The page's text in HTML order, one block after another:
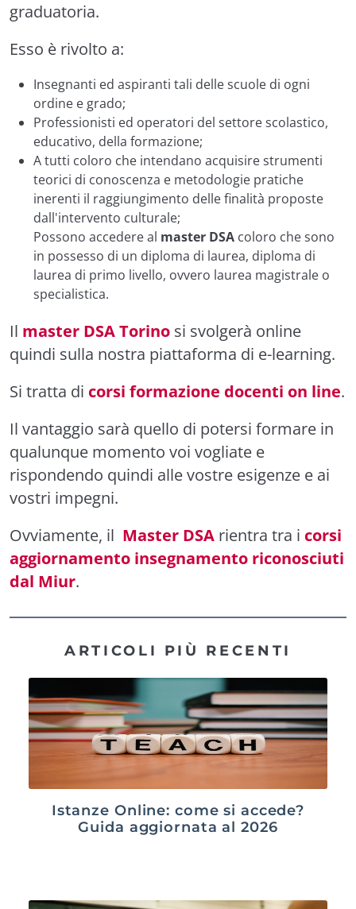
graduatoria.
Esso è rivolto a:
Insegnanti ed aspiranti tali delle scuole di ogni
ordine e grado;
Professionisti ed operatori del settore scolastico,
educativo, della formazione;
A tutti coloro che intendano acquisire strumenti
teorici di conoscenza e metodologie pratiche
inerenti il raggiungimento delle finalità proposte
dall'intervento culturale;
Possono accedere al master DSA coloro che sono
in possesso di un diploma di laurea, diploma di
laurea di primo livello, ovvero laurea magistrale o
specialistica.
Il master DSA Torino si svolgerà online
quindi sulla nostra piattaforma di e-learning.
Si tratta di corsi formazione docenti on line.
Il vantaggio sarà quello di potersi formare in
qualunque momento voi vogliate e
rispondendo quindi alle vostre esigenze e ai
vostri impegni.
Ovviamente, il Master DSA rientra tra i corsi
aggiornamento insegnamento riconosciuti
dal Miur.
ARTICOLI PIÙ RECENTI
Istanze Online: come si accede?
Guida aggiornata al 2026